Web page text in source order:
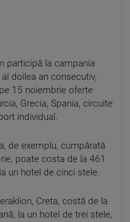
participă la campania
doilea an consecutiv,
15 noiembrie oferte
Grecia, Spania, circuite
individual.
de exemplu, cumpărată
poate costa de la 461
un hotel de cinci stele.
Creta, costă de la
la un hotel de trei stele,